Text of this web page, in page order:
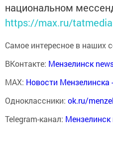
национальном
https://max.ru/tatmedia
Самое интересное в наших
ВКонтакте: Мензелинск
MAX: Новости Мензелинска
Одноклассники: ok.ru/
Telegram-канал: